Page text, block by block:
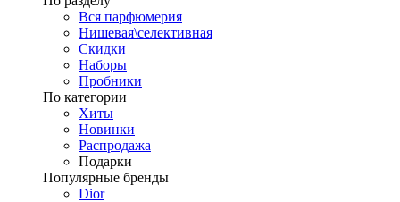
Вся парфюмерия
Нишевая\селективная
Скидки
Наборы
Пробники
По категории
Хиты
Новинки
Распродажа
Подарки
Популярные бренды
Dior